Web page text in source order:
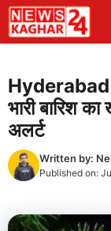
Skip
to
content
भारी बारिश
अलर्ट
Written by:
Published on: